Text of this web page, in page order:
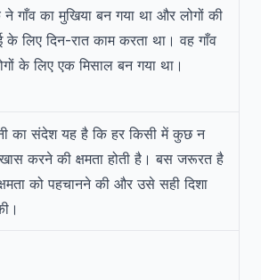
गाँव का मुखिया बन गया था और लोगों की
के लिए दिन-रात काम करता था। वह गाँव
के लिए एक मिसाल बन गया था।
का संदेश यह है कि हर किसी में कुछ न
करने की क्षमता होती है। बस जरूरत है
को पहचानने की और उसे सही दिशा